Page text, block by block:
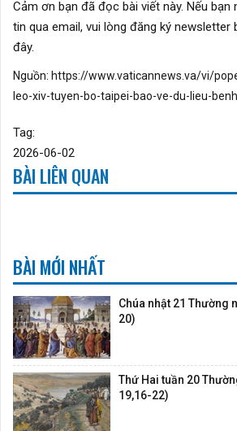
Cảm ơn bạn đã đọc bài viết này. Nếu bạn
tin qua email, vui lòng đăng ký newsletter
đây.
Nguồn: https://www.vaticannews.va/vi/
leo-xiv-tuyen-bo-taipei-bao-ve-du-lieu-
Tag:
2026-06-02
BÀI LIÊN QUAN
BÀI MỚI NHẤT
Chúa nhật 21 Thường
20)
Thứ Hai tuần 20
19,16-22)